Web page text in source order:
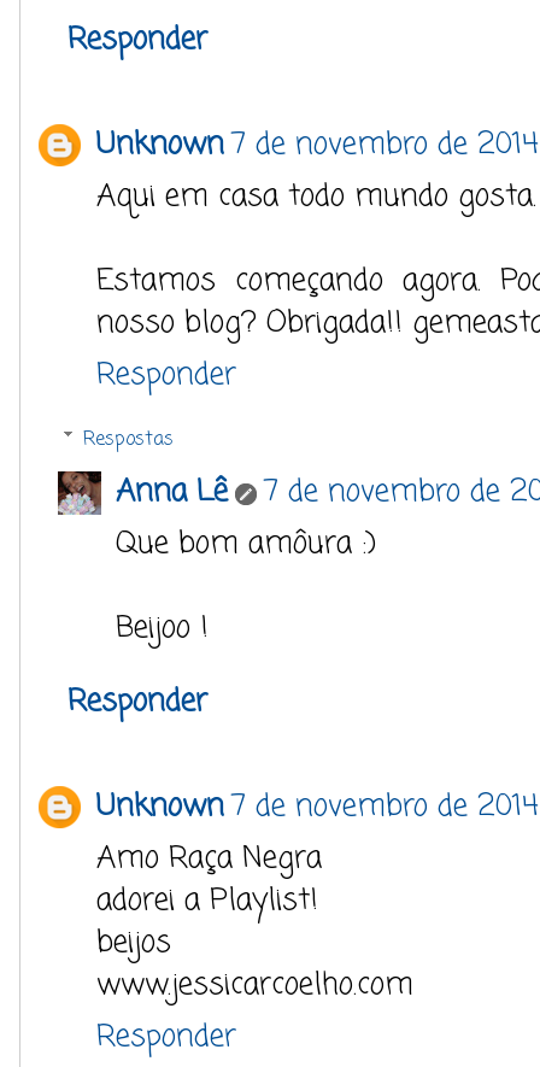
Responder
Unknown7 de novembro de
Aqui em casa todo mundo gosta.
Estamos começando agora.
nosso blog? Obrigada!!
Responder
Respostas
Anna Lê
7 de novembro de
Que bom amôura :)
Beijoo !
Responder
Unknown7 de novembro de
Amo Raça Negra
adorei a Playlist!
beijos
www.jessicarcoelho.com
Responder